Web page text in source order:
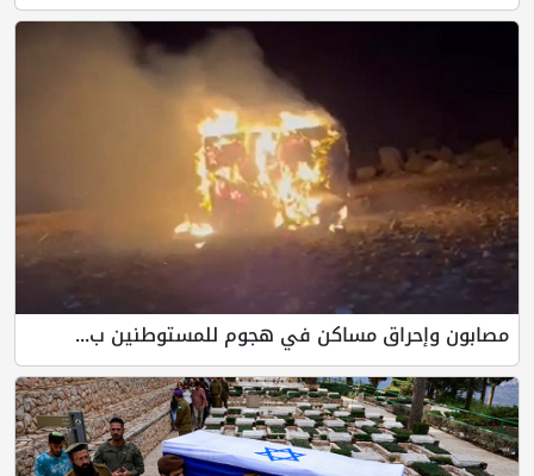
مصابون وإحراق مساكن في هجوم للمستوطنين ب...